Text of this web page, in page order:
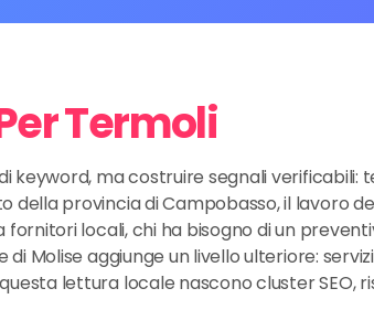
Termoli
keyword, ma costruire segnali verificabili:
della provincia di Campobasso, il lavoro
locali, chi ha bisogno di un
Molise aggiunge un livello ulteriore:
lettura locale nascono cluster SEO,